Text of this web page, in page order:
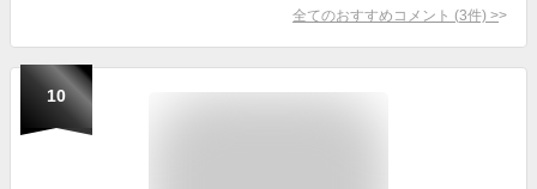
全てのおすすめコメント (3件) >
10